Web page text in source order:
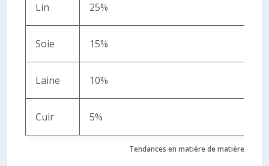
Tendances en matière de matières dans
Lin 25%
Soie 15%
Laine 10%
Cuir 5%